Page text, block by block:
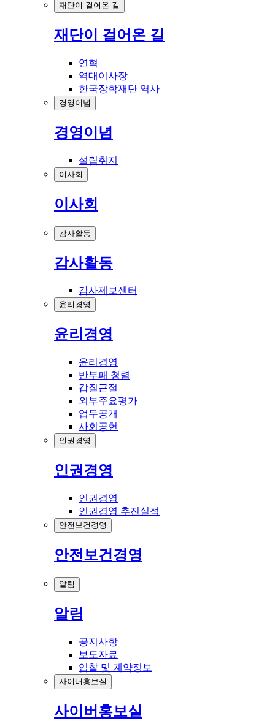
재단이 걸어온 길
재단이 걸어온 길
연혁
역대이사장
한국장학재단 역사
경영이념
경영이념
설립취지
이사회
이사회
감사활동
감사활동
감사제보센터
윤리경영
윤리경영
윤리경영
반부패 청렴
갑질근절
외부주요평가
업무공개
사회공헌
인권경영
인권경영
인권경영
인권경영 추진실적
안전보건경영
안전보건경영
알림
알림
공지사항
보도자료
입찰 및 계약정보
사이버홍보실
사이버홍보실